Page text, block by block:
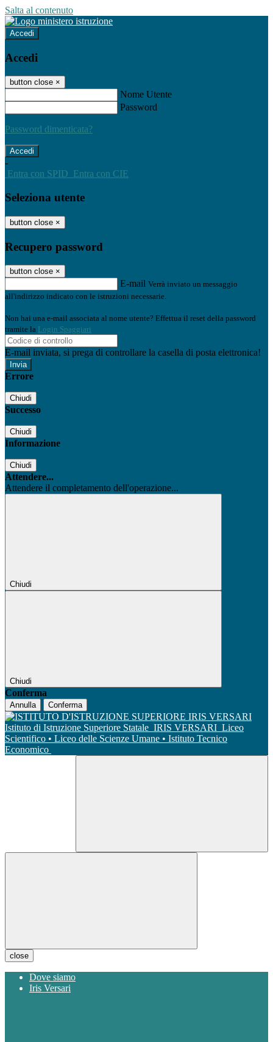
Salta al contenuto
Accedi
Accedi
button close ×
Nome Utente
Password
Password dimenticata?
-
Entra con SPID Entra con CIE
Seleziona utente
button close ×
Recupero password
button close ×
E-mail Verrà inviato un messaggio
all'indirizzo indicato con le istruzioni necessarie.
Non hai una e-mail associata al nome utente? Effettua il reset della password
tramite la Login Spaggiari
E-mail inviata, si prega di controllare la casella di posta elettronica!
Errore
Chiudi
Successo
Chiudi
Informazione
Chiudi
Attendere...
Attendere il completamento dell'operazione...
Chiudi
Chiudi
Conferma
Annulla Conferma
Istituto di Istruzione Superiore Statale IRIS VERSARI Liceo
Scientifico • Liceo delle Scienze Umane • Istituto Tecnico
Economico
close
Dove siamo
Iris Versari